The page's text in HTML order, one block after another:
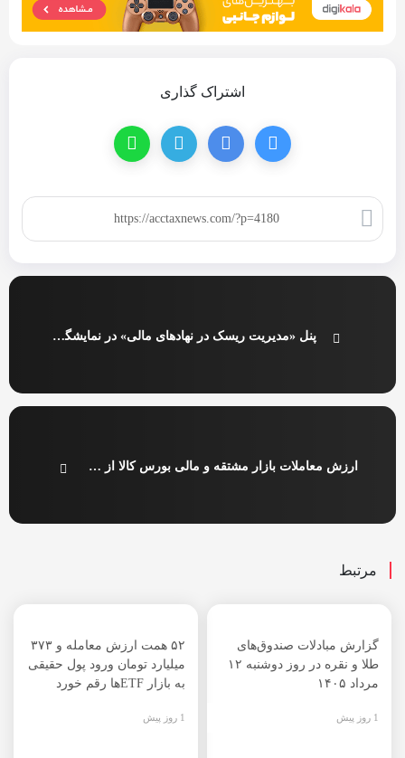
اشتراک گذاری
پنل «مدیریت ریسک در نهادهای مالی» در نمایشگاه کیش‌اینوکس
ارزش معاملات بازار مشتقه و مالی بورس کالا از ۶ همت عبور کرد
مرتبط
گزارش مبادلات صندوق‌های
طلا و نقره در روز دوشنبه ۱۲
مرداد ۱۴۰۵
1 روز پیش
۵۲ همت ارزش معامله و ۳۷۳
میلیارد تومان ورود پول حقیقی
به بازار ETFها رقم خورد
1 روز پیش